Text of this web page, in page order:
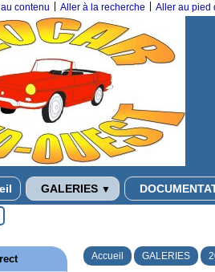
contenu Aller à la recherche Aller au pied
GALERIES ▼
Accueil GALERIES